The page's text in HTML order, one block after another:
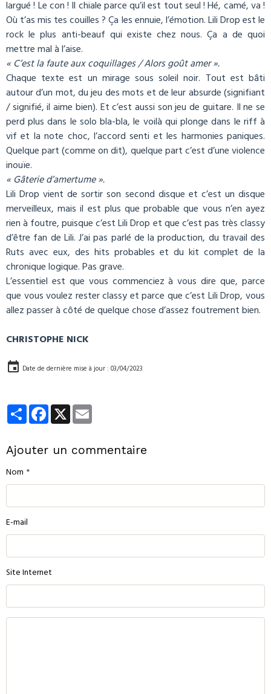
largué ! Le con ! Il chiale parce qu’il est tout seul ! Hé, camé, va !
Où t’as mis tes couilles ? Ça les ennuie, l’émotion. Lili Drop est le
rock le plus anti-beauf qui existe chez nous. Ça a de quoi
mettre mal à l’aise.
« C’est la faute aux coquillages / Alors goût amer ».
Chaque texte est un mirage sous soleil noir. Tout est bâti
autour d’un mot, du jeu des mots et de leur absurde (signifiant
/ signifié, il aime bien). Et c’est aussi son jeu de guitare. Il ne se
perd plus dans le solo bla-bla, le voilà qui plonge dans le riff à
vif et la note choc, l’accord senti et les harmonies paniques.
Quelque part (comme on dit), quelque part c’est d’une violence
inouïe.
« Gâterie d’amertume ».
Lili Drop vient de sortir son second disque et c’est un disque
merveilleux, mais il est plus que probable que vous n’en ayez
rien à foutre, puisque c’est Lili Drop et que c’est pas très classy
d’être fan de Lili. J’ai pas parlé de la production, du travail des
Ruts avec eux, des hits probables et du kit complet de la
chronique logique. Pas grave.
L’essentiel est que vous commenciez à vous dire que, parce
que vous voulez rester classy et parce que c’est Lili Drop, vous
allez passer à côté de quelque chose d’assez foutrement bien.
CHRISTOPHE NICK
Date de dernière mise à jour : 03/04/2023
PartagerFacebook
X
Ajouter un commentaire
Nom
E-mail
Site Internet